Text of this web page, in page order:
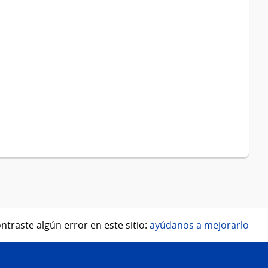
algún error en este sitio: ayúdanos a mejorarlo